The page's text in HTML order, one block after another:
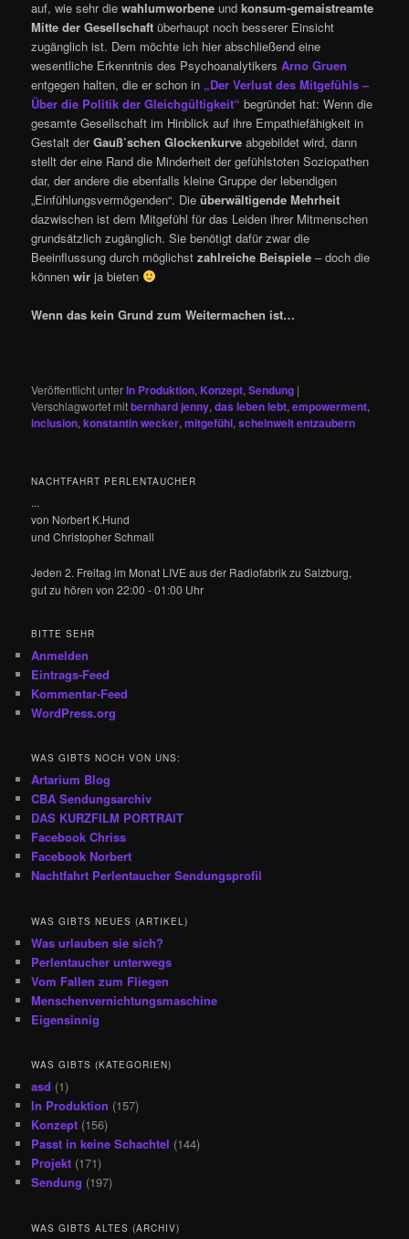
auf, wie sehr diewahlumworbene undkonsum-gemaistreamte
Mitte der Gesellschaft überhaupt noch besserer Einsicht
zugänglich ist. Dem möchte ich hier abschließend eine
wesentliche Erkenntnis des PsychoanalytikersArno Gruen
entgegen halten, die er schon in „Der Verlust des Mitgefühls –
Über die Politik der Gleichgültigkeit“ begründet hat: Wenn die
gesamte Gesellschaft im Hinblick auf ihre Empathiefähigkeit in
Gestalt derGauß’schen Glockenkurve abgebildet wird, dann
stellt der eine Rand die Minderheit der gefühlstoten Soziopathen
dar, der andere die ebenfalls kleine Gruppe der lebendigen
„Einfühlungsvermögenden“. Dieüberwältigende Mehrheit
dazwischen ist dem Mitgefühl für das Leiden ihrer Mitmenschen
grundsätzlich zugänglich. Sie benötigt dafür zwar die
Beeinflussung durch möglichstzahlreiche Beispiele – doch die
könnenwir ja bieten
Wenn das kein Grund zum Weitermachen ist…
Veröffentlicht unterIn Produktion,Konzept,Sendung |
Verschlagwortet mitbernhard jenny,das leben lebt,empowerment,
inclusion,konstantin wecker,mitgefühl,scheinwelt entzaubern
NACHTFAHRT PERLENTAUCHER
...
von Norbert K.Hund
und Christopher Schmall
Jeden 2. Freitag im Monat LIVE aus der Radiofabrik zu Salzburg,
gut zu hören von 22:00 - 01:00 Uhr
BITTE SEHR
Anmelden
Eintrags-Feed
Kommentar-Feed
WordPress.org
WAS GIBTS NOCH VON UNS:
Artarium Blog
CBA Sendungsarchiv
DAS KURZFILM PORTRAIT
Facebook Chriss
Facebook Norbert
Nachtfahrt Perlentaucher Sendungsprofil
WAS GIBTS NEUES (ARTIKEL)
Was urlauben sie sich?
Perlentaucher unterwegs
Vom Fallen zum Fliegen
Menschenvernichtungsmaschine
Eigensinnig
WAS GIBTS (KATEGORIEN)
asd (1)
In Produktion (157)
Konzept (156)
Passt in keine Schachtel (144)
Projekt (171)
Sendung (197)
WAS GIBTS ALTES (ARCHIV)